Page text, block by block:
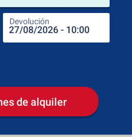
Devolución
de alquiler